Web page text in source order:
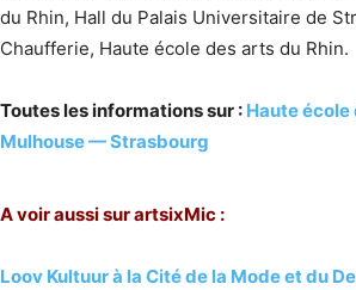
du Rhin, Hall du Palais Universitaire de
Chaufferie, Haute école des arts du Rhin.
Toutes les informations sur : Haute école
Mulhouse — Strasbourg
A voir aussi sur artsixMic :
Loov Kultuur à la Cité de la Mode et du